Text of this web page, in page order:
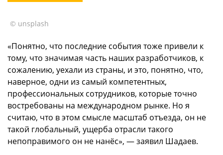
© unsplash
«Понятно, что последние события тоже привели к
тому, что значимая часть наших разработчиков, к
сожалению, уехали из страны, и это, понятно, что,
наверное, одни из самый компетентных,
профессиональных сотрудников, которые точно
востребованы на международном рынке. Но я
считаю, что в этом смысле масштаб отъезда, он не
такой глобальный, ущерба отрасли такого
непоправимого он не нанёс», — заявил Шадаев.